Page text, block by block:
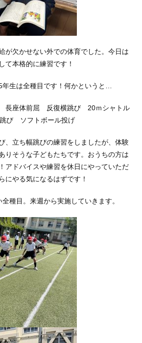
が欠かせない外での体育でした。今日は
て本格的に練習です！
生は全種目です！何かというと…
座体前屈 反復横跳び 20ｍシャトル
び ソフトボール投げ
、立ち幅跳びの練習をしましたが、体験
りそうな子どもたちです。おうちの方は
アドバイスや練習を休日にやっていただ
にやる気になるはずです！
種目。来週から実施していきます。